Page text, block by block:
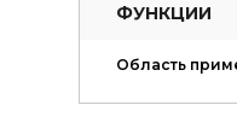
ФУНКЦИИ
Область